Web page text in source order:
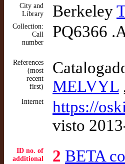
City and
Library
Berkeley
Collection:
Call
number
PQ6366
References
(most
recent
first)
MELVYL
Internet
https://
visto
ID no. of
additional
2 BETA